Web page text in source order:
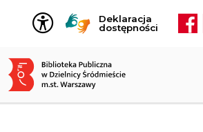
Przejdź
Deklaracja
dostępności